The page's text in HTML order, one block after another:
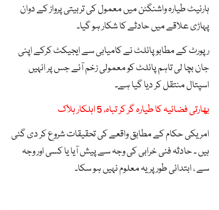
ہارنیٹ طیارہ واشنگٹن میں معمول کی تربیتی پرواز کے دوان
پہاڑی علاقے میں حادثے کا شکار ہو گیا۔
رپورٹ کے مطابو پائلٹ نے کامیابی سے ایجیکٹ کرکے اپنی
جان بچا لی تاہم پائلٹ کو معمولی زخم آئے جس پر انہیں
اسپتال منتقل کر دیا گیا ہے۔
بھارتی فضائیہ کا طیارہ گر کر تباہ، 5 اہلکار ہلاک
امریکی حکام کے مطابق واقعے کی تحقیقات شروع کر دی گئی
ہیں ۔ حادثہ فنی خرابی کی وجہ سے پیش آیا یا کسی اور وجہ
سے ، ابتدائی طور پر یہ معلوم نہیں ہو سکا۔